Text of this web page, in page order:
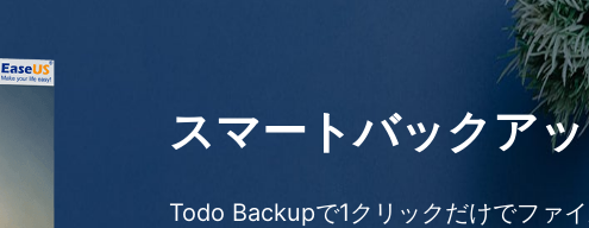
スマートバックア
Todo Backupで1クリックだけでファ